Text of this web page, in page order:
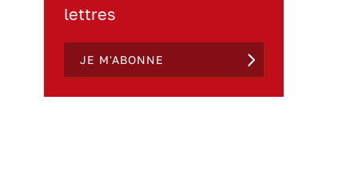
lettres
JE M'ABONNE